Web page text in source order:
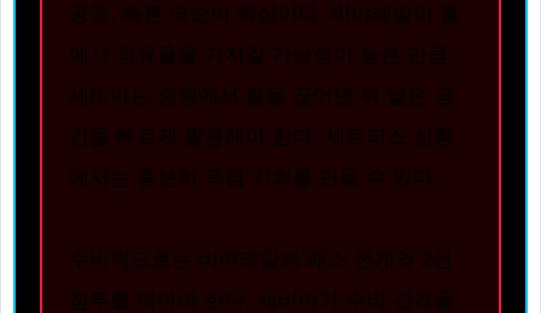
공권, 빠른 역습이 핵심이다. 비야레알이 홈
에서 점유율을 가져갈 가능성이 높은 만큼,
세비야는 중원에서 볼을 끊어낸 뒤 넓은 공
간을 빠르게 활용해야 한다. 세트피스 상황
에서는 충분히 득점 기회를 만들 수 있다.
수비적으로는 비야레알의 패스 전개와 2선
침투를 막아야 한다. 세비야가 수비 간격을